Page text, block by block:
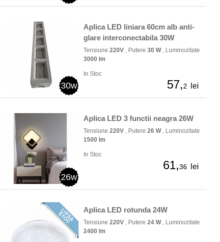
30w
Aplica LED liniara 60cm alb anti-
glare interconectabila 30W
Tensiune 220V , Putere 30 W, Luminozitate
3000 lm
In Stoc
57,2 lei
26w
Aplica LED 3 functii neagra 26W
Tensiune 220V , Putere 26 W, Luminozitate
1500 lm
In Stoc
61,36 lei
Aplica LED rotunda 24W
Tensiune 220V , Putere 24 W, Luminozitate
2400 lm